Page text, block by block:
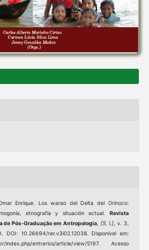
Enrique. Los warao del Delta del Orinoco:
etnografía y situación actual.Revista
de Pós-Graduação em Antropologia, [S. l.], v. 3,
10.26694/rer.v3i02.12038. Disponível em:
index.php/entrerios/article/view/5197. Acesso